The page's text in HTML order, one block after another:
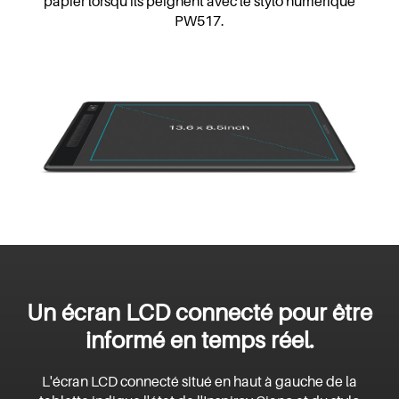
PW517.
Un écran LCD connecté pour être
informé en temps réel.
L'écran LCD connecté situé en haut à gauche de la